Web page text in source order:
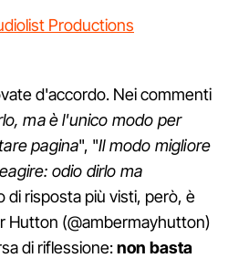
Productions
d'accordo. Nei commenti
ma è l'unico modo per
pagina", "Il modo migliore
odio dirlo ma
di risposta più visti, però, è
Hutton (@ambermayhutton)
di riflessione:non basta